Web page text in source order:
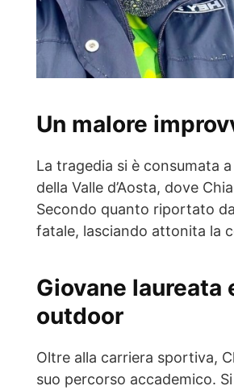
Un malore
La tragedia si è consumata a
della Valle d’Aosta, dove
Secondo quanto riportato
fatale, lasciando attonita la
Giovane laureata
outdoor
Oltre alla carriera sportiva,
suo percorso accademico.